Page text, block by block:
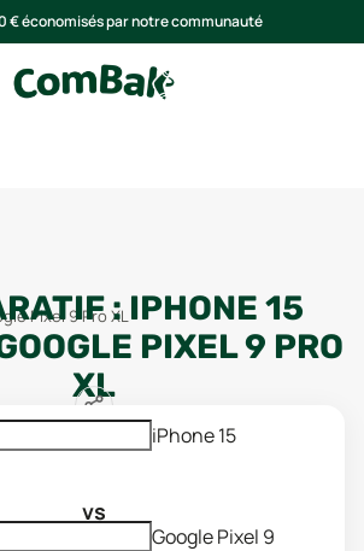
€ économisés par notre communauté
Pixel 9 Pro XL
: IPHONE 15
PIXEL 9 PRO
XL
iPhone 15
vs
Google Pixel 9